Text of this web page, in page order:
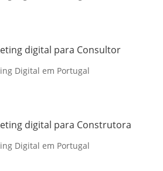
digital para Consultor
Digital em Portugal
digital para Construtora
Digital em Portugal